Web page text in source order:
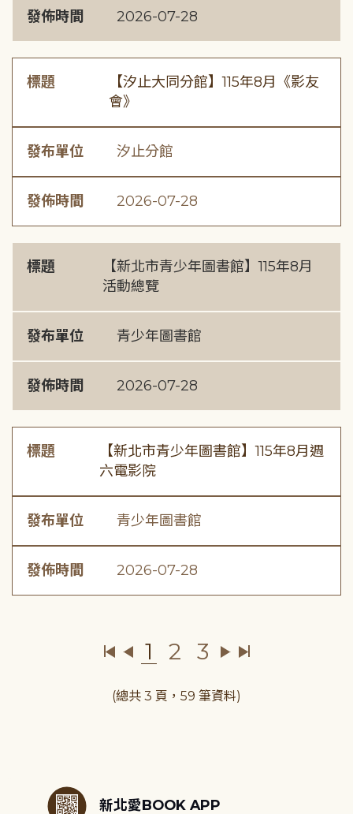
發佈時間 2026-07-28
標題
【汐止大同分館】115年8月《影友
會》
發布單位 汐止分館
發佈時間 2026-07-28
標題
【新北市青少年圖書館】115年8月
活動總覽
發布單位 青少年圖書館
發佈時間 2026-07-28
標題
【新北市青少年圖書館】115年8月週
六電影院
發布單位 青少年圖書館
發佈時間 2026-07-28
1 2 3
(總共 3 頁，59 筆資料)
新北愛BOOK APP